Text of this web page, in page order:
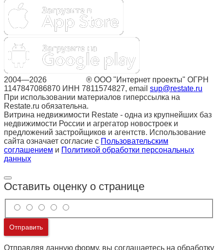
2004—2026
® ООО "Интернет проекты" ОГРН
1147847086870 ИНН 7811574827, email sup@restate.ru
При использовании материалов гиперссылка на
Restate.ru обязательна.
Витрина недвижимости Restate - одна из крупнейших баз
недвижимости России и агрегатор новостроек и
предложений застройщиков и агентств. Использование
сайта означает согласие с Пользовательским
соглашением и Политикой обработки персональных
данных
Оставить оценку о странице
Отправить
Отправляя данную форму, вы соглашаетесь на обработку